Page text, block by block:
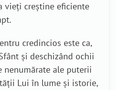
vieți creștine eficiente
credincios este ca,
și deschizând ochii
nenumărate ale puterii
Lui în lume și istorie,